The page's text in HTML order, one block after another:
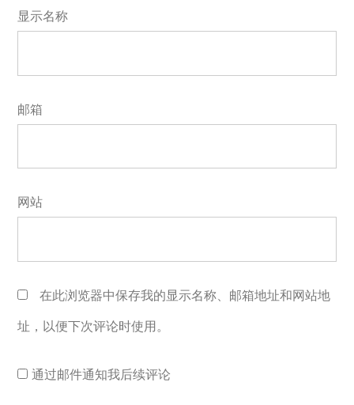
显示名称
邮箱
网站
在此浏览器中保存我的显示名称、邮箱地址和网站地
址，以便下次评论时使用。
通过邮件通知我后续评论